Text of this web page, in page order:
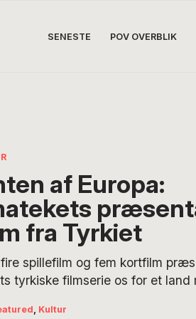
SENESTE POV OVERBLIK
af Europa:
fra Tyrkiet
fire spillefilm og fem kortfilm
tyrkiske filmserie os for et land
Kultur